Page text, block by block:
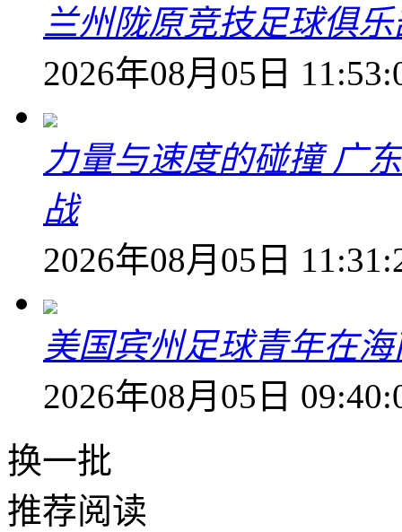
兰州陇原竞技足球俱
2026年08月05日
力量与速度的碰撞 广
战
2026年08月05日
美国宾州足球青年在
2026年08月05日
换一批
推荐阅读